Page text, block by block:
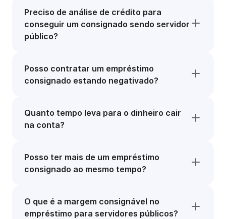
Preciso de análise de crédito para
conseguir um consignado sendo servidor
público?
Posso contratar um empréstimo
consignado estando negativado?
Quanto tempo leva para o dinheiro cair
na conta?
Posso ter mais de um empréstimo
consignado ao mesmo tempo?
O que é a margem consignável no
empréstimo para servidores públicos?